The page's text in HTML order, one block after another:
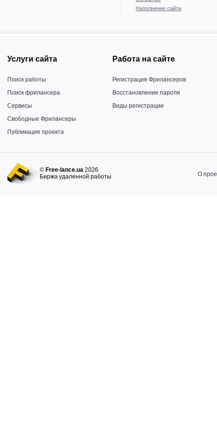
Наполнение сайта
Услуги сайта
Поиск работы
Поиск фрилансера
Сервисы
Свободные Фрилансеры
Публикация проекта
Работа на сайте
Регистрация Фрилансеров
Восстановление пароля
Виды регистрации
© Free-lance.ua 2026
Биржа удаленной работы
О